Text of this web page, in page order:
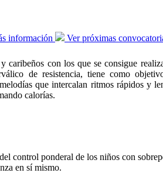
información Ver próximas
caribeños con los que se consigue
de resistencia, tiene como
que intercalan ritmos rápidos y
calorías.
control ponderal de los niños con
en sí mismo.